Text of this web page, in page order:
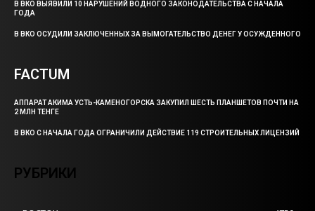
В ВКО ВЫЯВИЛИ 10 НАРУШЕНИЙ ВОДНОГО ЗАКОНОДАТЕЛЬСТВА С НАЧАЛА
ГОДА
В ВКО ОСУДИЛИ ЗАКЛЮЧЕННЫХ ЗА ВЫМОГАТЕЛЬСТВО ДЕНЕГ У ОСУЖДЕННОГО
FACTUM
АППАРАТ АКИМА УСТЬ-КАМЕНОГОРСКА ЗАКУПИЛ ШЕСТЬ ПЛАНШЕТОВ ПОЧТИ НА
2 МЛН ТЕНГЕ
В ВКО С НАЧАЛА ГОДА ОГРАНИЧИЛИ ДЕЙСТВИЕ 119 СТРОИТЕЛЬНЫХ ЛИЦЕНЗИЙ
РУБРИКИ